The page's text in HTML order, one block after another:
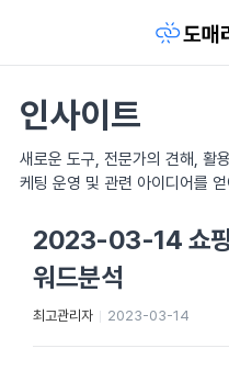
인사이트
새로운 도구, 전문가의 견해, 활
케팅 운영 및 관련 아이디어를
2023-03-14 쇼핑
워드분석
최고관리자 2023-03-14